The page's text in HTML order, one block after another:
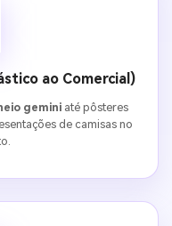
ao Comercial)
geminiaté pôsteres
de camisas no